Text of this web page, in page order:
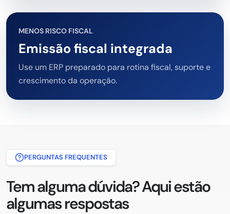
MENOS RISCO FISCAL
Emissão fiscal integrada
Use um ERP preparado para rotina fiscal, suporte e
crescimento da operação.
PERGUNTAS FREQUENTES
Tem alguma dúvida? Aqui estão
algumas respostas